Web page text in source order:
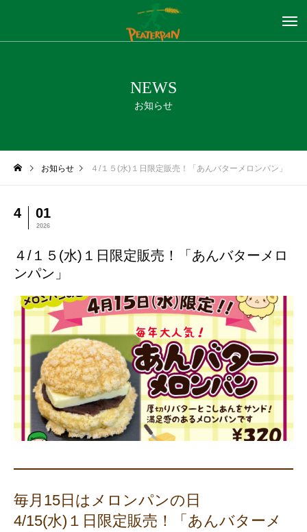
NEWS
お知らせ
お知らせ ４/１５(水)１日限定販売！「あんバターメロンパン」
4 01
2026
４/１５(水)１日限定販売！「あんバターメロ
ンパン」
毎月15日はメロンパンの日
4/15(水)１日限定販売！「あんバターメ